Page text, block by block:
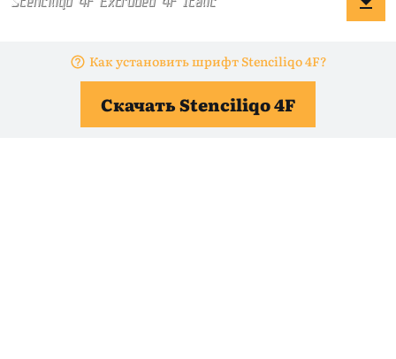
Как установить шрифт Stenciliqo 4F?
Скачать Stenciliqo 4F